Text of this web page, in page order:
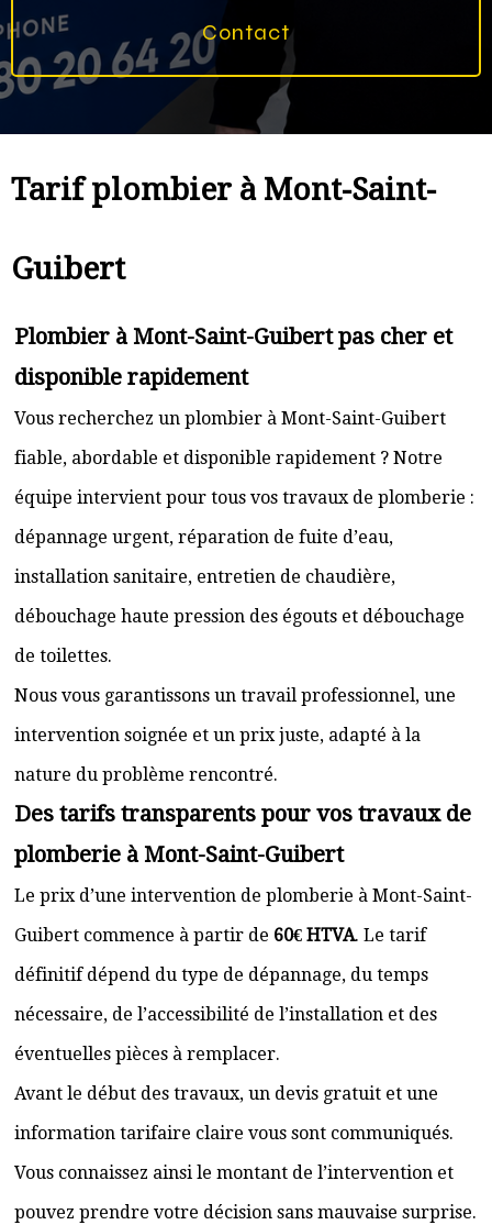
Contact
Tarif plombier à Mont-Saint-
Guibert
Plombier à Mont-Saint-Guibert pas cher et
disponible rapidement
Vous recherchez un plombier à Mont-Saint-Guibert
fiable, abordable et disponible rapidement ? Notre
équipe intervient pour tous vos travaux de plomberie :
dépannage urgent, réparation de fuite d’eau,
installation sanitaire, entretien de chaudière,
débouchage haute pression des égouts et débouchage
de toilettes.
Nous vous garantissons un travail professionnel, une
intervention soignée et un prix juste, adapté à la
nature du problème rencontré.
Des tarifs transparents pour vos travaux de
plomberie à Mont-Saint-Guibert
Le prix d’une intervention de plomberie à Mont-Saint-
Guibert commence à partir de 60€ HTVA. Le tarif
définitif dépend du type de dépannage, du temps
nécessaire, de l’accessibilité de l’installation et des
éventuelles pièces à remplacer.
Avant le début des travaux, un devis gratuit et une
information tarifaire claire vous sont communiqués.
Vous connaissez ainsi le montant de l’intervention et
pouvez prendre votre décision sans mauvaise surprise.